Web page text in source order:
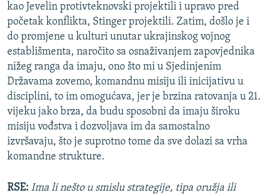
kao Jevelin protivteknovski projektili i upravo pred
početak konflikta, Stinger projektili. Zatim, došlo je i
do promjene u kulturi unutar ukrajinskog vojnog
establišmenta, naročito sa osnaživanjem zapovjednika
nižeg ranga da imaju, ono što mi u Sjedinjenim
Državama zovemo, komandnu misiju ili inicijativu u
disciplini, to im omogućava, jer je brzina ratovanja u 21.
vijeku jako brza, da budu sposobni da imaju široku
misiju vođstva i dozvoljava im da samostalno
izvršavaju, što je suprotno tome da sve dolazi sa vrha
komandne strukture.
RSE: Ima li nešto u smislu strategije, tipa oružja ili